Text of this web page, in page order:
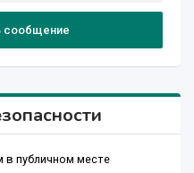
сообщение
публичном месте